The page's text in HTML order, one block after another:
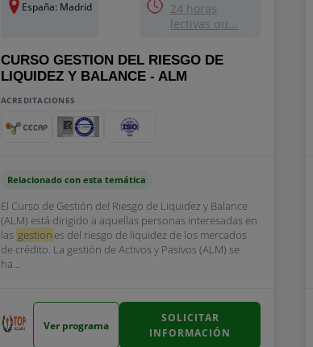
España: Madrid
24 horas
lectivas qu...
CURSO GESTION DEL RIESGO DE
LIQUIDEZ Y BALANCE - ALM
ACREDITACIONES
Relacionado con esta temática
El Curso de Gestión del Riesgo de Liquidez y Balance
(ALM) está dirigido a aquellas personas interesadas en
las gestion es del riesgo de liquidez de los mercados
de crédito. La gestión de Activos y Pasivos (ALM) se
ha...
Ver programa
SOLICITAR
INFORMACIÓN